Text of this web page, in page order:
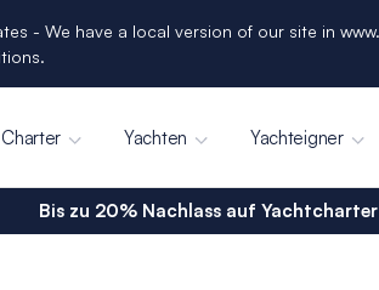
- We have a local version of our site in
Charter Yachten Yachteigner
Bis zu 20% Nachlass auf